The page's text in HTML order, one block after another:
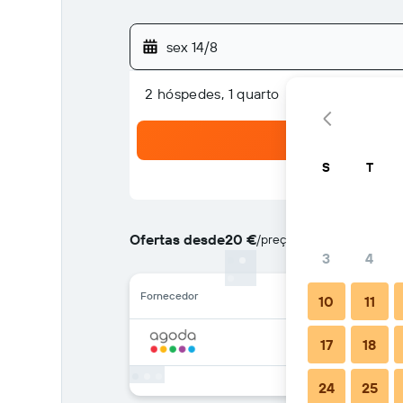
sex 14/8
2 hóspedes, 1 quarto
Ofertas desde20 €/preço por noite mais
Fornecedor
S T
3 4
10 11
17 18
24 25